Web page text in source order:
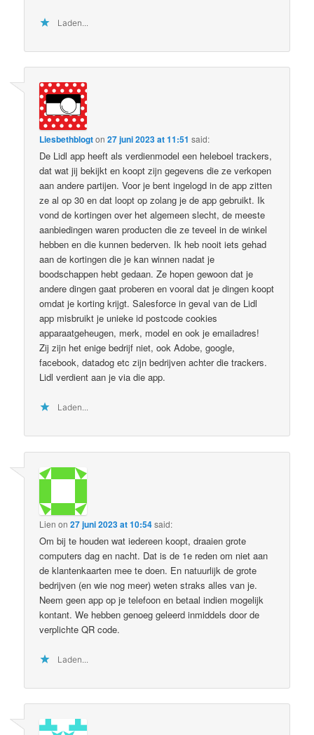
Laden...
Liesbethblogton27 juni 2023 at 11:51 said:
De Lidl app heeft als verdienmodel een heleboel trackers,
dat wat jij bekijkt en koopt zijn gegevens die ze verkopen
aan andere partijen. Voor je bent ingelogd in de app zitten
ze al op 30 en dat loopt op zolang je de app gebruikt. Ik
vond de kortingen over het algemeen slecht, de meeste
aanbiedingen waren producten die ze teveel in de winkel
hebben en die kunnen bederven. Ik heb nooit iets gehad
aan de kortingen die je kan winnen nadat je
boodschappen hebt gedaan. Ze hopen gewoon dat je
andere dingen gaat proberen en vooral dat je dingen koopt
omdat je korting krijgt. Salesforce in geval van de Lidl
app misbruikt je unieke id postcode cookies
apparaatgeheugen, merk, model en ook je emailadres!
Zij zijn het enige bedrijf niet, ook Adobe, google,
facebook, datadog etc zijn bedrijven achter die trackers.
Lidl verdient aan je via die app.
Laden...
Lien on27 juni 2023 at 10:54said:
Om bij te houden wat iedereen koopt, draaien grote
computers dag en nacht. Dat is de 1e reden om niet aan
de klantenkaarten mee te doen. En natuurlijk de grote
bedrijven (en wie nog meer) weten straks alles van je.
Neem geen app op je telefoon en betaal indien mogelijk
kontant. We hebben genoeg geleerd inmiddels door de
verplichte QR code.
Laden...